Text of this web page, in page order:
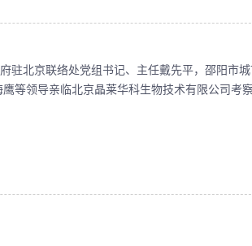
驻北京联络处党组书记、主任戴先平，邵阳市
等领导亲临北京晶莱华科生物技术有限公司考